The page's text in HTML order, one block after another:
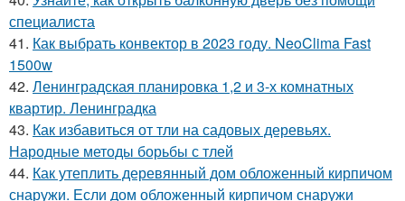
специалиста
41. Как выбрать конвектор в 2023 году. NeoClima Fast
1500w
42. Ленинградская планировка 1,2 и 3-х комнатных
квартир. Ленинградка
43. Как избавиться от тли на садовых деревьях.
Народные методы борьбы с тлей
44. Как утеплить деревянный дом обложенный кирпичом
снаружи. Если дом обложенный кирпичом снаружи